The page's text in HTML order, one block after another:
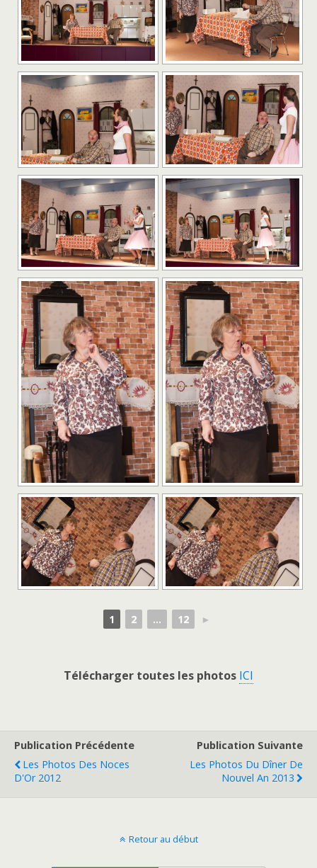
1 2 ... 12 ►
Télécharger toutes les photos ICI
Publication Précédente
Les Photos Des Noces
D'Or 2012
Publication Suivante
Les Photos Du Dîner De
Nouvel An 2013
Retour au début